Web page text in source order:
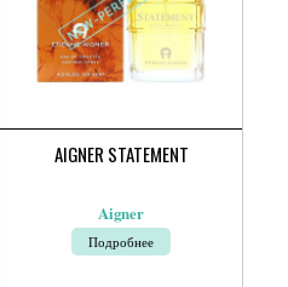
AIGNER STATEMENT
Aigner
Подробнее